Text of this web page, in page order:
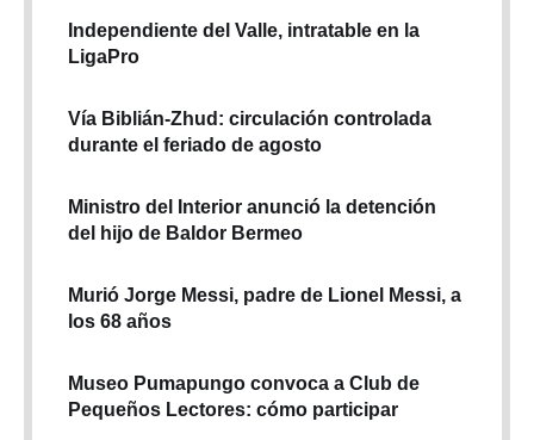
Independiente del Valle, intratable en la
LigaPro
Vía Biblián-Zhud: circulación controlada
durante el feriado de agosto
Ministro del Interior anunció la detención
del hijo de Baldor Bermeo
Murió Jorge Messi, padre de Lionel Messi, a
los 68 años
Museo Pumapungo convoca a Club de
Pequeños Lectores: cómo participar